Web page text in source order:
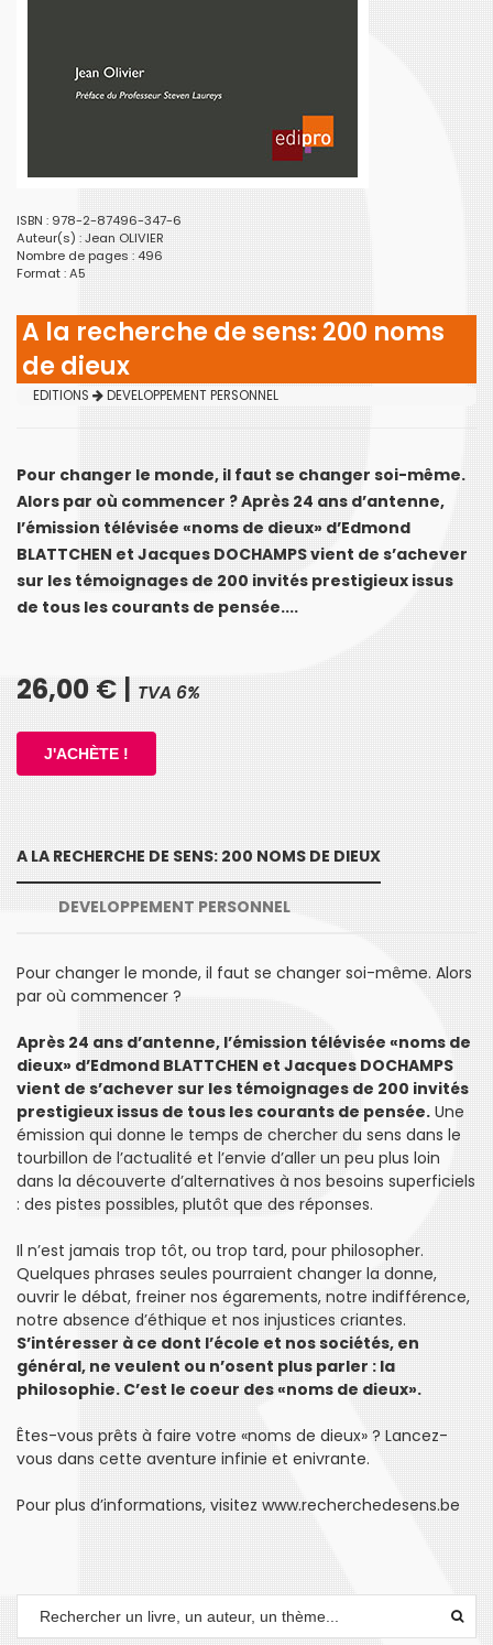
ISBN : 978-2-87496-347-6
Auteur(s) :Jean OLIVIER
Nombre de pages : 496
Format : A5
A la recherche de sens: 200 noms
de dieux
EDITIONS DEVELOPPEMENT PERSONNEL
Pour changer le monde, il faut se changer soi-même.
Alors par où commencer ? Après 24 ans d’antenne,
l’émission télévisée «noms de dieux» d’Edmond
BLATTCHEN et Jacques DOCHAMPS vient de s’achever
sur les témoignages de 200 invités prestigieux issus
de tous les courants de pensée....
26,00 € | TVA 6%
A LA RECHERCHE DE SENS: 200 NOMS DE DIEUX
DEVELOPPEMENT PERSONNEL
Pour changer le monde, il faut se changer soi-même. Alors
par où commencer ?
Après 24 ans d’antenne, l’émission télévisée «noms de
dieux» d’Edmond BLATTCHEN et Jacques DOCHAMPS
vient de s’achever sur les témoignages de 200 invités
prestigieux issus de tous les courants de pensée. Une
émission qui donne le temps de chercher du sens dans le
tourbillon de l’actualité et l’envie d’aller un peu plus loin
dans la découverte d’alternatives à nos besoins superficiels
: des pistes possibles, plutôt que des réponses.
Il n’est jamais trop tôt, ou trop tard, pour philosopher.
Quelques phrases seules pourraient changer la donne,
ouvrir le débat, freiner nos égarements, notre indifférence,
notre absence d’éthique et nos injustices criantes.
S’intéresser à ce dont l’école et nos sociétés, en
général, ne veulent ou n’osent plus parler : la
philosophie. C’est le coeur des «noms de dieux».
Êtes-vous prêts à faire votre «noms de dieux» ? Lancez-
vous dans cette aventure infinie et enivrante.
Pour plus d’informations, visitez www.recherchedesens.be